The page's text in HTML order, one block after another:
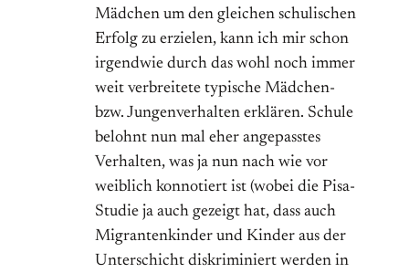
Mädchen um den gleichen schulischen
Erfolg zu erzielen, kann ich mir schon
irgendwie durch das wohl noch immer
weit verbreitete typische Mädchen-
bzw. Jungenverhalten erklären. Schule
belohnt nun mal eher angepasstes
Verhalten, was ja nun nach wie vor
weiblich konnotiert ist (wobei die Pisa-
Studie ja auch gezeigt hat, dass auch
Migrantenkinder und Kinder aus der
Unterschicht diskriminiert werden in